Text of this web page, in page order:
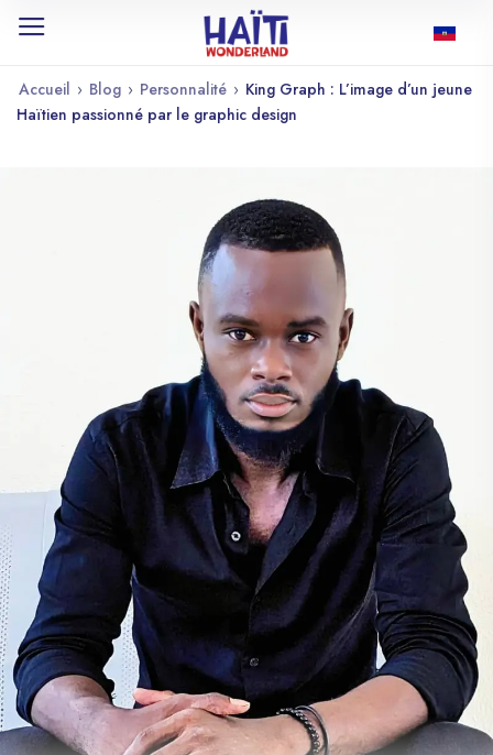
Accueil › Blog › Personnalité › King Graph : L’image d’un jeune
Haïtien passionné par le graphic design